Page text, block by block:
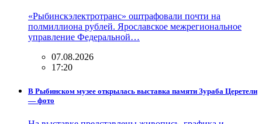
«Рыбинскэлектротранс» оштрафовали почти на
полмиллиона рублей. Ярославское межрегиональное
управление Федеральной…
07.08.2026
17:20
В Рыбинском музее открылась выставка памяти Зураба Церетели
— фото